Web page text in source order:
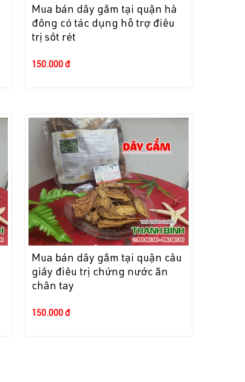
Mua bán dây gắm tại quận hà
đông có tác dụng hỗ trợ điều
trị sốt rét
150.000 đ
Mua bán dây gắm tại quận cầu
giấy điều trị chứng nước ăn
chân tay
150.000 đ